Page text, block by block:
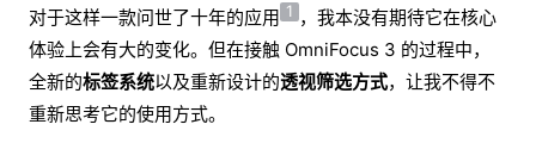
对于这样一款问世了十年的应用 1 ，我本没有期待它在核心
体验上会有大的变化。但在接触 OmniFocus 3 的过程中，
全新的标签系统以及重新设计的透视筛选方式，让我不得不
重新思考它的使用方式。